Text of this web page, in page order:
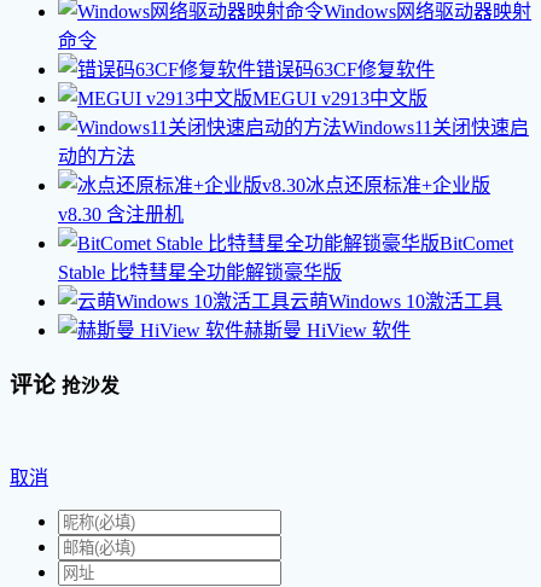
Windows网络驱动器映射
命令
错误码63CF修复软件
MEGUI v2913中文版
Windows11关闭快速启
动的方法
冰点还原标准+企业版
v8.30 含注册机
BitComet
Stable 比特彗星全功能解锁豪华版
云萌Windows 10激活工具
赫斯曼 HiView 软件
评论 抢沙发
取消